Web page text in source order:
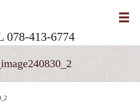
メ
078-413-6774